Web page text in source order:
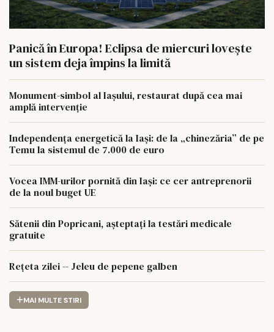
Panică în Europa! Eclipsa de miercuri lovește
un sistem deja împins la limită
Monument-simbol al Iaşului, restaurat după cea mai
amplă intervenţie
Independența energetică la Iași: de la „chinezăria” de pe
Temu la sistemul de 7.000 de euro
Vocea IMM-urilor pornită din Iași: ce cer antreprenorii
de la noul buget UE
Sătenii din Popricani, așteptați la testări medicale
gratuite
Rețeta zilei -- Jeleu de pepene galben
MAI MULTE STIRI